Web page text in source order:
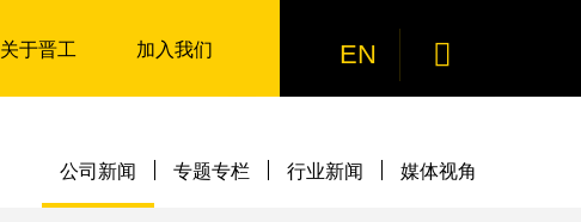
关于晋工 加入我们 EN 
公司新闻 专题专栏 行业新闻 媒体视角